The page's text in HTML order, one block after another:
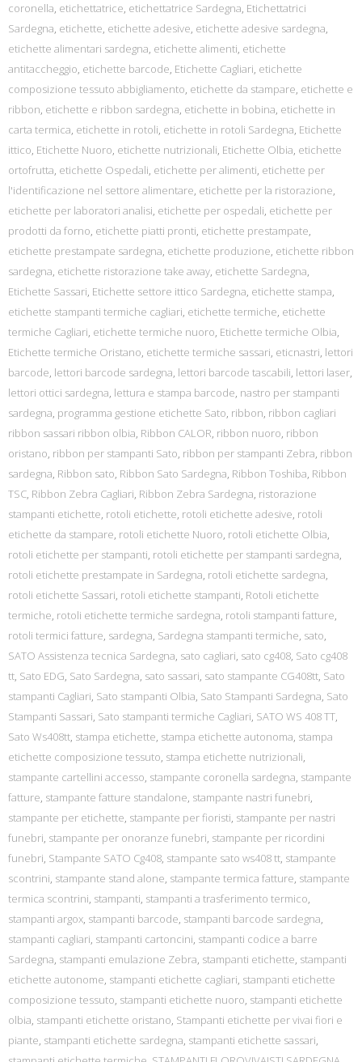
coronella, etichettatrice, etichettatrice Sardegna, Etichettatrici
Sardegna, etichette, etichette adesive, etichette adesive sardegna,
etichette alimentari sardegna, etichette alimenti, etichette
antitaccheggio, etichette barcode, Etichette Cagliari, etichette
composizione tessuto abbigliamento, etichette da stampare, etichette e
ribbon, etichette e ribbon sardegna, etichette in bobina, etichette in
carta termica, etichette in rotoli, etichette in rotoli Sardegna, Etichette
ittico, Etichette Nuoro, etichette nutrizionali, Etichette Olbia, etichette
ortofrutta, etichette Ospedali, etichette per alimenti, etichette per
l'identificazione nel settore alimentare, etichette per la ristorazione,
etichette per laboratori analisi, etichette per ospedali, etichette per
prodotti da forno, etichette piatti pronti, etichette prestampate,
etichette prestampate sardegna, etichette produzione, etichette ribbon
sardegna, etichette ristorazione take away, etichette Sardegna,
Etichette Sassari, Etichette settore ittico Sardegna, etichette stampa,
etichette stampanti termiche cagliari, etichette termiche, etichette
termiche Cagliari, etichette termiche nuoro, Etichette termiche Olbia,
Etichette termiche Oristano, etichette termiche sassari, eticnastri, lettori
barcode, lettori barcode sardegna, lettori barcode tascabili, lettori laser,
lettori ottici sardegna, lettura e stampa barcode, nastro per stampanti
sardegna, programma gestione etichette Sato, ribbon, ribbon cagliari
ribbon sassari ribbon olbia, Ribbon CALOR, ribbon nuoro, ribbon
oristano, ribbon per stampanti Sato, ribbon per stampanti Zebra, ribbon
sardegna, Ribbon sato, Ribbon Sato Sardegna, Ribbon Toshiba, Ribbon
TSC, Ribbon Zebra Cagliari, Ribbon Zebra Sardegna, ristorazione
stampanti etichette, rotoli etichette, rotoli etichette adesive, rotoli
etichette da stampare, rotoli etichette Nuoro, rotoli etichette Olbia,
rotoli etichette per stampanti, rotoli etichette per stampanti sardegna,
rotoli etichette prestampate in Sardegna, rotoli etichette sardegna,
rotoli etichette Sassari, rotoli etichette stampanti, Rotoli etichette
termiche, rotoli etichette termiche sardegna, rotoli stampanti fatture,
rotoli termici fatture, sardegna, Sardegna stampanti termiche, sato,
SATO Assistenza tecnica Sardegna, sato cagliari, sato cg408, Sato cg408
tt, Sato EDG, Sato Sardegna, sato sassari, sato stampante CG408tt, Sato
stampanti Cagliari, Sato stampanti Olbia, Sato Stampanti Sardegna, Sato
Stampanti Sassari, Sato stampanti termiche Cagliari, SATO WS 408 TT,
Sato Ws408tt, stampa etichette, stampa etichette autonoma, stampa
etichette composizione tessuto, stampa etichette nutrizionali,
stampante cartellini accesso, stampante coronella sardegna, stampante
fatture, stampante fatture standalone, stampante nastri funebri,
stampante per etichette, stampante per fioristi, stampante per nastri
funebri, stampante per onoranze funebri, stampante per ricordini
funebri, Stampante SATO Cg408, stampante sato ws408 tt, stampante
scontrini, stampante stand alone, stampante termica fatture, stampante
termica scontrini, stampanti, stampanti a trasferimento termico,
stampanti argox, stampanti barcode, stampanti barcode sardegna,
stampanti cagliari, stampanti cartoncini, stampanti codice a barre
Sardegna, stampanti emulazione Zebra, stampanti etichette, stampanti
etichette autonome, stampanti etichette cagliari, stampanti etichette
composizione tessuto, stampanti etichette nuoro, stampanti etichette
olbia, stampanti etichette oristano, Stampanti etichette per vivai fiori e
piante, stampanti etichette sardegna, stampanti etichette sassari,